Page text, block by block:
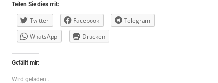
Teilen Sie dies mit:
Twitter Facebook
Telegram
WhatsApp
Drucken
Gefällt mir:
Wird geladen...